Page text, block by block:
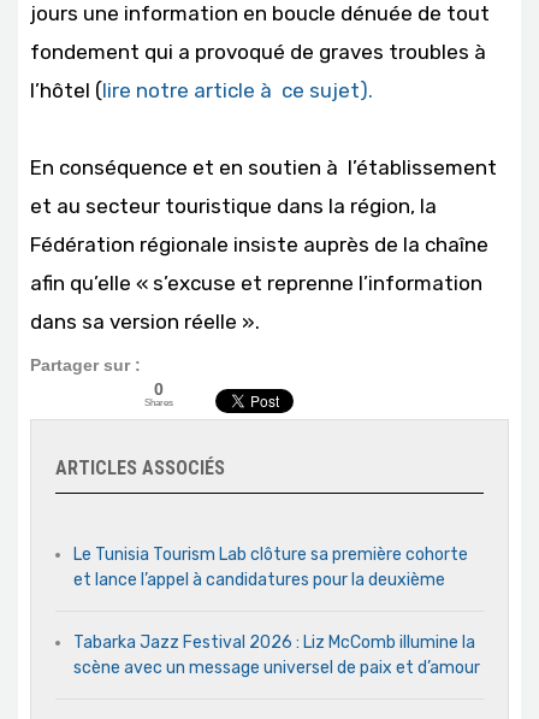
jours une information en boucle dénuée de tout
fondement qui a provoqué de graves troubles à
l’hôtel (lire notre article à ce sujet).
En conséquence et en soutien à l’établissement
et au secteur touristique dans la région, la
Fédération régionale insiste auprès de la chaîne
afin qu’elle « s’excuse et reprenne l’information
dans sa version réelle ».
Partager sur :
0
Shares
ARTICLES ASSOCIÉS
Le Tunisia Tourism Lab clôture sa première cohorte
et lance l’appel à candidatures pour la deuxième
Tabarka Jazz Festival 2026 : Liz McComb illumine la
scène avec un message universel de paix et d’amour